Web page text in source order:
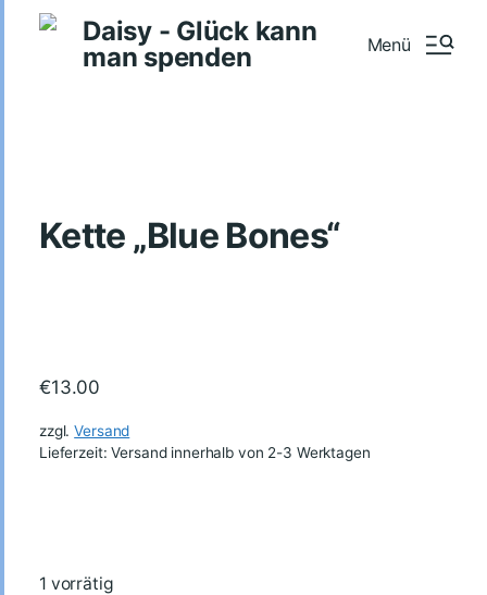
Daisy - Glück kann
man spenden
Menü
Kette „Blue Bones“
€13.00
zzgl.Versand
Lieferzeit: Versand innerhalb von 2-3 Werktagen
1 vorrätig